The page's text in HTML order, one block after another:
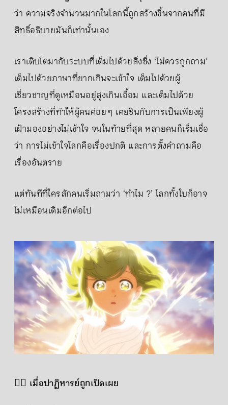
ว่า ความจริงจำนวนมากในโลกนี้ถูกสร้างขึ้นจากคนที่มี
สิทธิ์อธิบายมันก็เท่านั้นเอง
เราเติบโตมากับระบบที่เต็มไปด้วยสิ่งซึ่ง ‘ไม่ควรถูกถาม’
เต็มไปด้วยภาษาที่ยากเกินจะเข้าใจ เต็มไปด้วยผู้
เชี่ยวชาญที่ดูเหมือนอยู่สูงเกินเอื้อม และเต็มไปด้วย
โครงสร้างที่ทำให้ผู้คนค่อย ๆ เคยชินกับการเป็นเพียงผู้
เฝ้ามองอย่างไม่เข้าใจ จนในท้ายที่สุด หลายคนก็เริ่มเชื่อ
ว่า การไม่เข้าใจโลกคือเรื่องปกติ และการตั้งคำถามคือ
เรื่องอันตราย
แต่ทันทีที่ใครสักคนเริ่มถามว่า ‘ทำไม ?’ โลกทั้งใบก็อาจ
ไม่เหมือนเดิมอีกต่อไป
🧙‍♂️ เมื่อปาฏิหารย์ถูกเปิดเผย